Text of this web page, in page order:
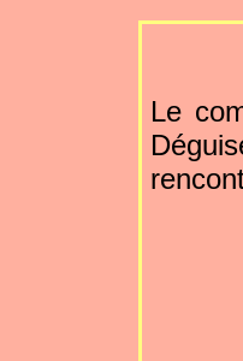
Le